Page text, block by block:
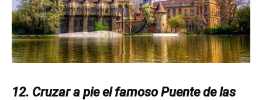
12. Cruzar a pie el famoso Puente de las